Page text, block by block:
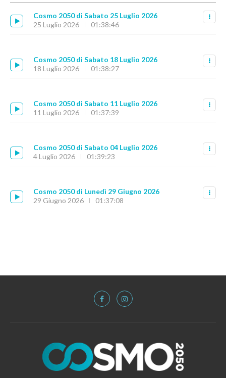
Cosmo 2050 di Sabato 25 Luglio 2026
25 Luglio 2026
01:38:46
Cosmo 2050 di Sabato 18 Luglio 2026
18 Luglio 2026
01:38:27
Cosmo 2050 di Sabato 11 Luglio 2026
11 Luglio 2026
01:37:39
Cosmo 2050 di Sabato 04 Luglio 2026
4 Luglio 2026
01:39:23
Cosmo 2050 di Lunedì 29 Giugno 2026
29 Giugno 2026
01:37:08